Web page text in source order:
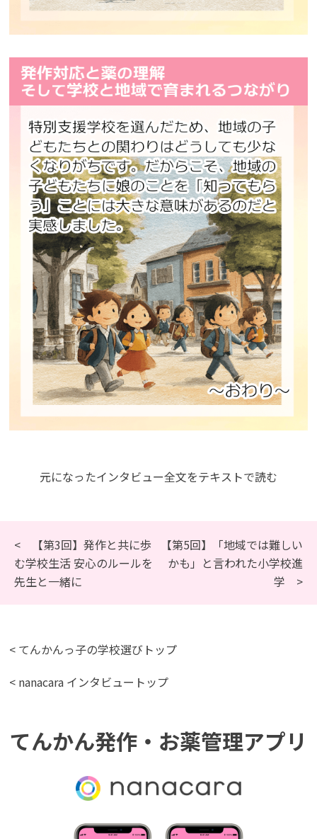
元になったインタビュー全文をテキストで読む
< 【第3回】発作と共に歩
む学校生活 安心のルールを
先生と一緒に
【第5回】「地域では難しい
かも」と言われた小学校進
学 >
< てんかんっ子の学校選びトップ
< nanacara インタビュートップ
てんかん発作・お薬管理アプリ